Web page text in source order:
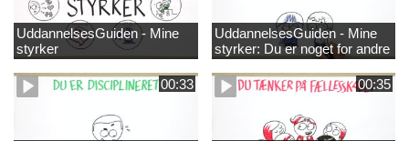
UddannelsesGuiden - Mine
styrker
UddannelsesGuiden - Mine
styrker: Du er noget for andre
00:33 00:35